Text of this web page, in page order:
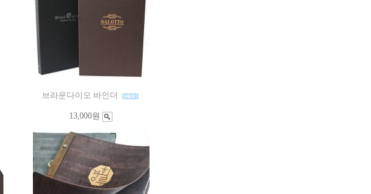
브라운다이오 바인더
13,000원